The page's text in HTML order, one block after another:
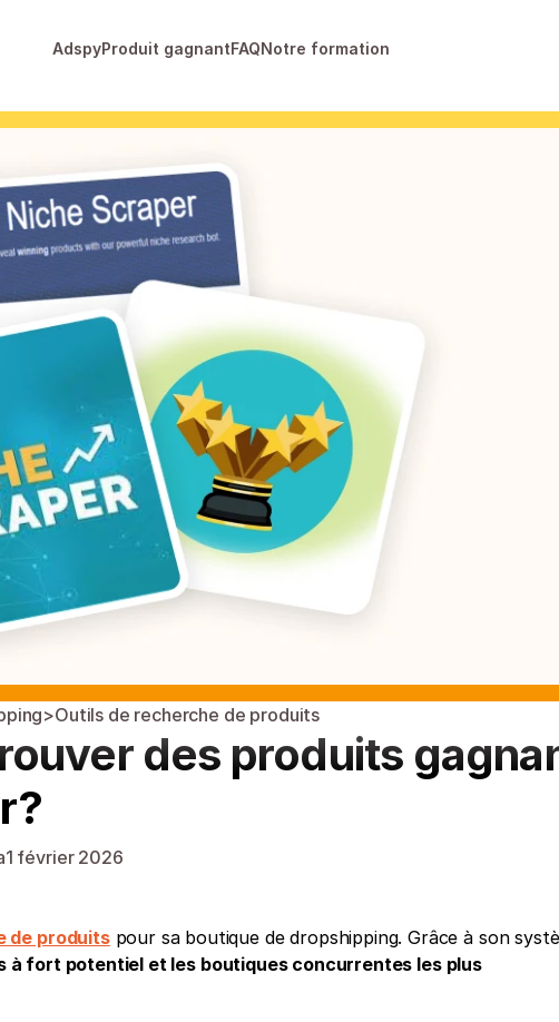
AdspyProduit gagnantFAQNotre formation
>Outils de recherche de produits
des produits
1 février 2026
de produits pour sa boutique de dropshipping. Grâce à son
à fort potentiel et les boutiques concurrentes les plus